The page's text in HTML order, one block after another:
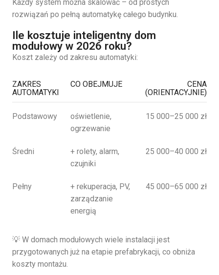
Każdy system można skalować – od prostych
rozwiązań po pełną automatykę całego budynku.
Ile kosztuje inteligentny dom
modułowy w 2026 roku?
Koszt zależy od zakresu automatyki:
ZAKRES
AUTOMATYKI
CO OBEJMUJE
CENA
(ORIENTACYJNIE)
Podstawowy
oświetlenie,
ogrzewanie
15 000–25 000 zł
Średni
+ rolety, alarm,
czujniki
25 000–40 000 zł
Pełny
+ rekuperacja, PV,
zarządzanie
energią
45 000–65 000 zł
💡 W domach modułowych wiele instalacji jest
przygotowanych już na etapie prefabrykacji, co obniża
koszty montażu.